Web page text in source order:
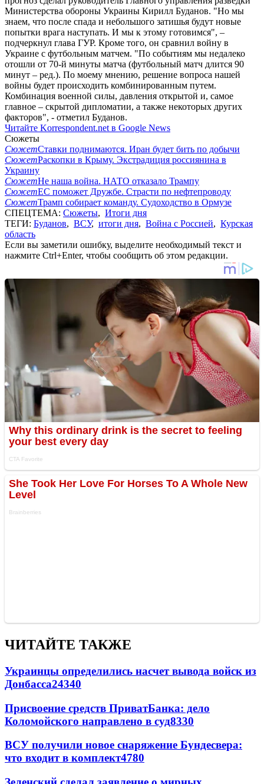
Министерства обороны Украины Кирилл Буданов. "Но мы
знаем, что после спада и небольшого затишья будут новые
попытки врага наступать. И мы к этому готовимся", –
подчеркнул глава ГУР. Кроме того, он сравнил войну в
Украине с футбольным матчем. "По событиям мы недалеко
отошли от 70-й минуты матча (футбольный матч длится 90
минут – ред.). По моему мнению, решение вопроса нашей
войны будет происходить комбинированным путем.
Комбинация военной силы, давления открытой и, самое
главное – скрытой дипломатии, а также некоторых других
факторов", - отметил Буданов.
Читайте Korrespondent.net в Google News
Сюжеты
СюжетСтавки поднимаются. Иран будет бить по добычи
СюжетРаскопки в Крыму. Экстрадиция россиянина в
Украину
СюжетНе наша война. НАТО отказало Трампу
СюжетЕС поможет Дружбе. Страсти по нефтепроводу
СюжетТрамп собирает команду. Судоходство в Ормузе
СПЕЦТЕМА: Сюжеты, Итоги дня
ТЕГИ: Буданов, ВСУ, итоги дня, Война с Россией, Курская
область
Если вы заметили ошибку, выделите необходимый текст и
нажмите Ctrl+Enter, чтобы сообщить об этом редакции.
ЧИТАЙТЕ ТАКЖЕ
Украинцы определились насчет вывода войск из
Донбасса24340
Присвоение средств ПриватБанка: дело
Коломойского направлено в суд8330
ВСУ получили новое снаряжение Бундесвера:
что входит в комплект4780